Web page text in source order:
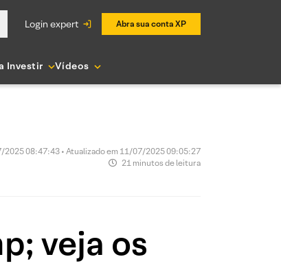
login expert Abra sua conta XP
Investir Vídeos
2025 08:47:43 • Atualizado em 11/07/2025 09:05:27
21 minutos de leitura
veja os